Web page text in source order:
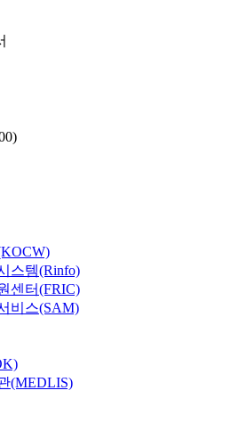
스템(Rinfo)
센터(FRIC)
비스(SAM)
(MEDLIS)